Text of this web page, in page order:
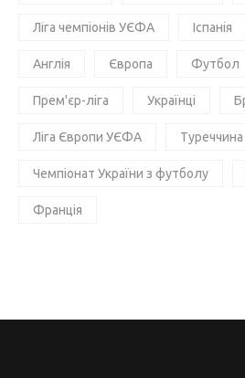
Ліга чемпіонів УЄФА Іспанія
Англія Європа Футбол
Прем'єр-ліга Українці
Ліга Європи УЄФА Туреччина
Чемпіонат України з футболу
Франція